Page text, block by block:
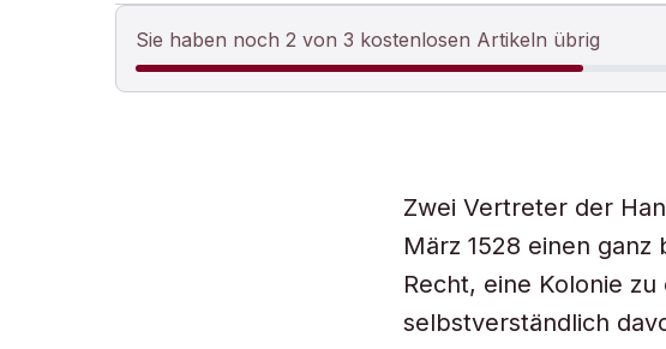
Sie haben noch 2 von 3 kostenlosen Artikeln übrig
Zwei Vertreter der
März 1528 einen
Recht, eine Kolonie
selbstverständlich